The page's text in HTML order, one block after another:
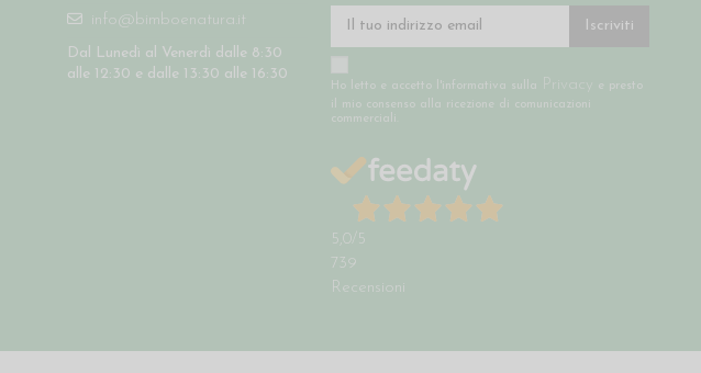
info@bimboenatura.it
Dal Lunedì al Venerdì dalle 8:30
alle 12:30 e dalle 13:30 alle 16:30
Iscriviti
Ho letto e accetto l'informativa sulla Privacy
e presto
il mio consenso alla ricezione di comunicazioni
commerciali.
5,0/5
739
Recensioni